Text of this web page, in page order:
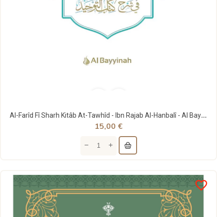
Al-Farîd Fî Sharh Kitâb At-Tawhîd - Ibn Rajab Al-Hanbalî - Al Bayyinah
15,00 €
favorite_border